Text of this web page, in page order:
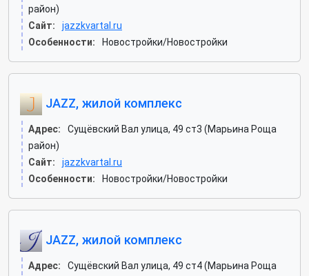
район)
Сайт:
jazzkvartal.ru
Особенности:
Новостройки/Новостройки
JAZZ, жилой комплекс
Адрес:
Сущёвский Вал улица, 49 ст3 (Марьина Роща
район)
Сайт:
jazzkvartal.ru
Особенности:
Новостройки/Новостройки
JAZZ, жилой комплекс
Адрес:
Сущёвский Вал улица, 49 ст4 (Марьина Роща